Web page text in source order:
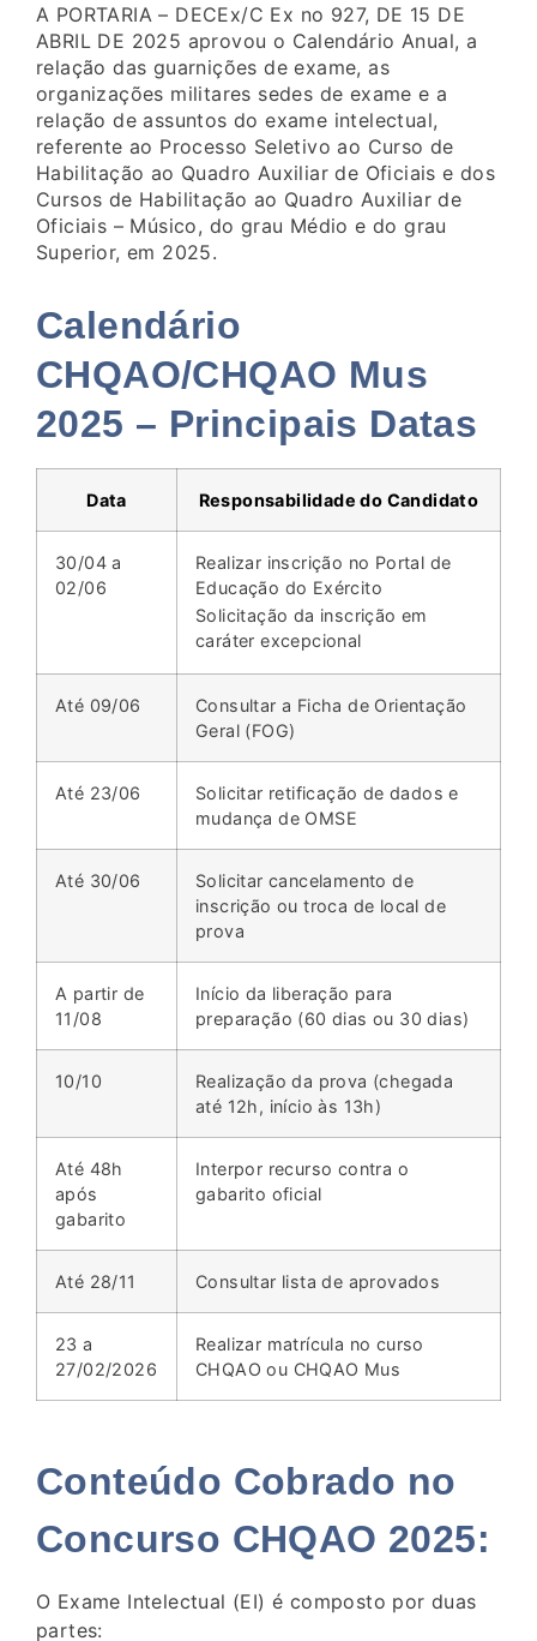
A PORTARIA – DECEx/C Ex no 927, DE 15 DE
ABRIL DE 2025 aprovou o Calendário Anual, a
relação das guarnições de exame, as
organizações militares sedes de exame e a
relação de assuntos do exame intelectual,
referente ao Processo Seletivo ao Curso de
Habilitação ao Quadro Auxiliar de Oficiais e dos
Cursos de Habilitação ao Quadro Auxiliar de
Oficiais – Músico, do grau Médio e do grau
Superior, em 2025.
Calendário
CHQAO/CHQAO Mus
2025 – Principais Datas
Data Responsabilidade do Candidato
30/04 a
02/06
Realizar inscrição no Portal de
Educação do Exército
Solicitação da inscrição em
caráter excepcional
Até 09/06
Consultar a Ficha de Orientação
Geral (FOG)
Até 23/06
Solicitar retificação de dados e
mudança de OMSE
Até 30/06
Solicitar cancelamento de
inscrição ou troca de local de
prova
A partir de
11/08
Início da liberação para
preparação (60 dias ou 30 dias)
10/10
Realização da prova (chegada
até 12h, início às 13h)
Até 48h
após
gabarito
Interpor recurso contra o
gabarito oficial
Até 28/11 Consultar lista de aprovados
23 a
27/02/2026
Realizar matrícula no curso
CHQAO ou CHQAO Mus
Conteúdo Cobrado no
Concurso CHQAO 2025:
O Exame Intelectual (EI) é composto por duas
partes: